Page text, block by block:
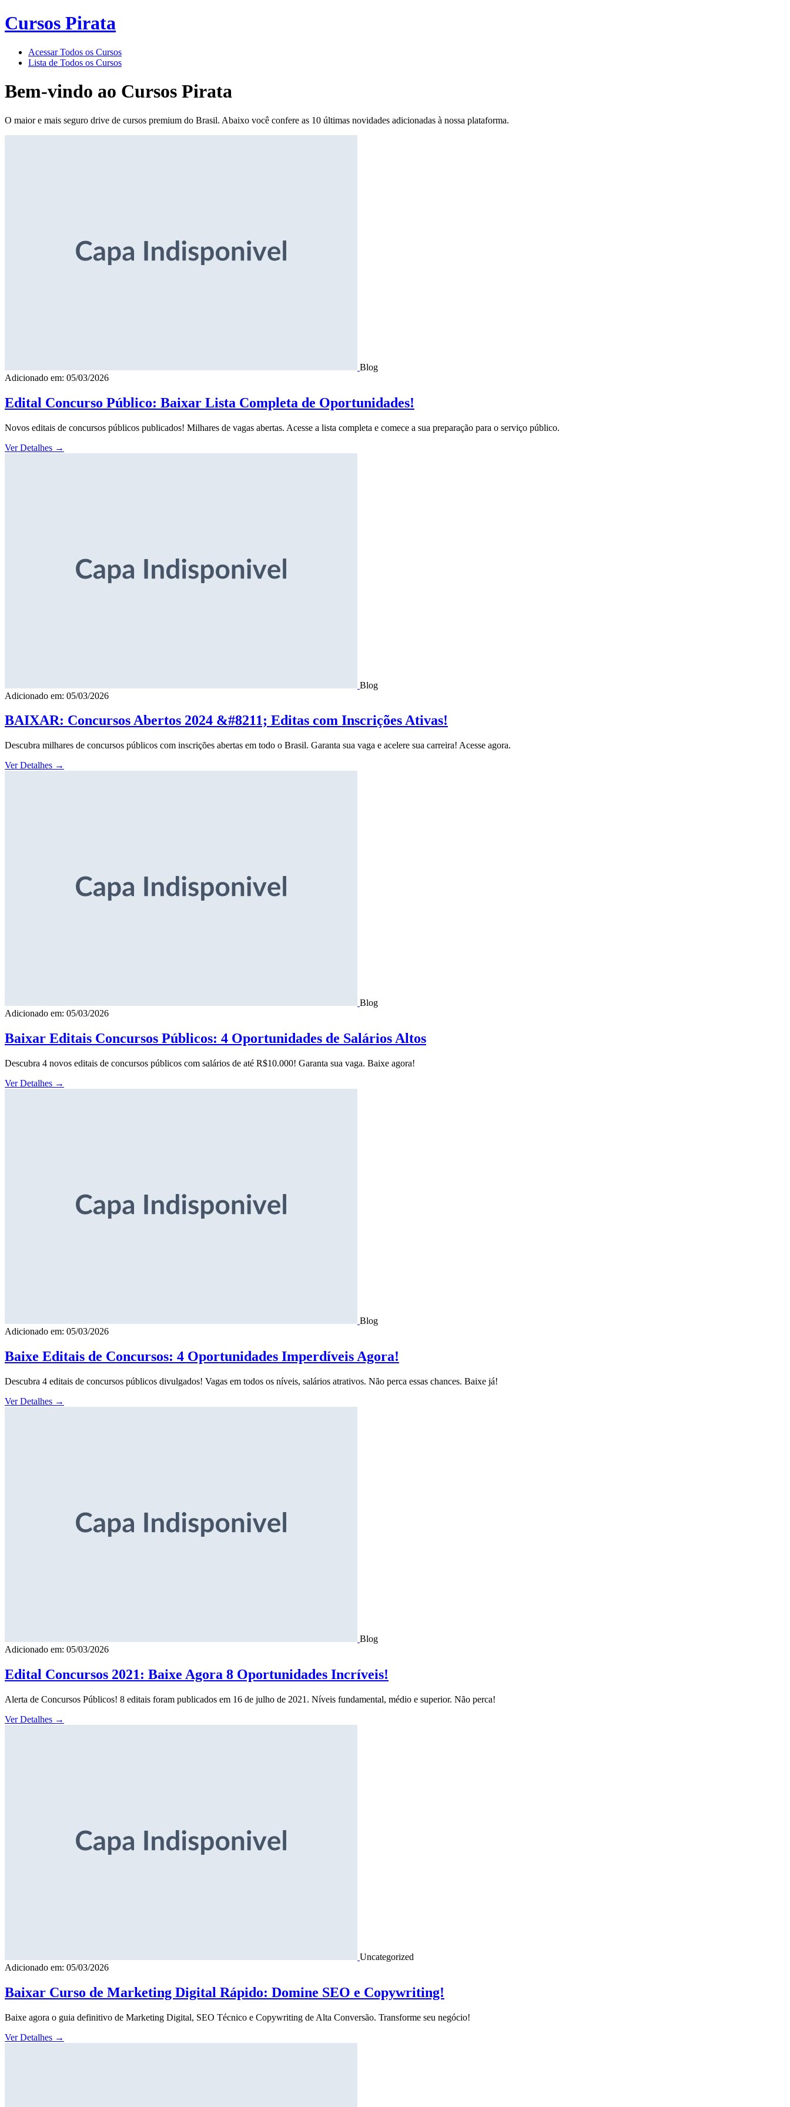
Cursos Pirata
Acessar Todos os Cursos
Lista de Todos os Cursos
Bem-vindo ao Cursos Pirata
O maior e mais seguro drive de cursos premium do Brasil. Abaixo você confere as 10 últimas novidades adicionadas à nossa plataforma.
Blog
Adicionado em: 05/03/2026
Edital Concurso Público: Baixar Lista Completa de Oportunidades!
Novos editais de concursos públicos publicados! Milhares de vagas abertas. Acesse a lista completa e comece a sua preparação para o serviço público.
Ver Detalhes →
Blog
Adicionado em: 05/03/2026
BAIXAR: Concursos Abertos 2024 &#8211; Editas com Inscrições Ativas!
Descubra milhares de concursos públicos com inscrições abertas em todo o Brasil. Garanta sua vaga e acelere sua carreira! Acesse agora.
Ver Detalhes →
Blog
Adicionado em: 05/03/2026
Baixar Editais Concursos Públicos: 4 Oportunidades de Salários Altos
Descubra 4 novos editais de concursos públicos com salários de até R$10.000! Garanta sua vaga. Baixe agora!
Ver Detalhes →
Blog
Adicionado em: 05/03/2026
Baixe Editais de Concursos: 4 Oportunidades Imperdíveis Agora!
Descubra 4 editais de concursos públicos divulgados! Vagas em todos os níveis, salários atrativos. Não perca essas chances. Baixe já!
Ver Detalhes →
Blog
Adicionado em: 05/03/2026
Edital Concursos 2021: Baixe Agora 8 Oportunidades Incríveis!
Alerta de Concursos Públicos! 8 editais foram publicados em 16 de julho de 2021. Níveis fundamental, médio e superior. Não perca!
Ver Detalhes →
Uncategorized
Adicionado em: 05/03/2026
Baixar Curso de Marketing Digital Rápido: Domine SEO e Copywriting!
Baixe agora o guia definitivo de Marketing Digital, SEO Técnico e Copywriting de Alta Conversão. Transforme seu negócio!
Ver Detalhes →